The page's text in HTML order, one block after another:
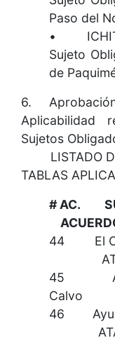
Paso del
•
Sujeto
de
6.
Aplicabilidad
Sujetos
LISTADO DE
TABLAS
# AC.
44 El
ATA/
45
Calvo
46
ATA/